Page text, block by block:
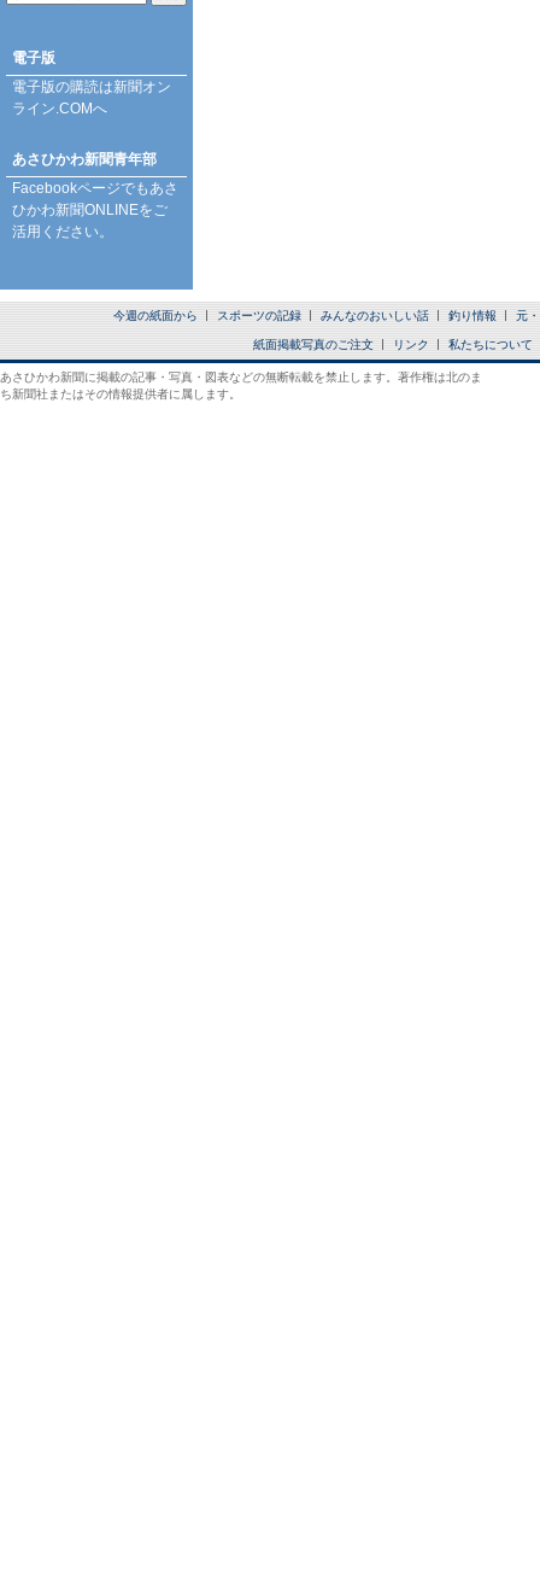
電子版
電子版の購読は新聞オン
ライン.COMへ
あさひかわ新聞青年部
Facebookページでもあさ
ひかわ新聞ONLINEをご
活用ください。
今週の紙面から スポーツの記録 みんなのおいしい話 釣り情報 元
紙面掲載写真のご注文 リンク 私たちについて
あさひかわ新聞に掲載の記事・写真・図表などの無断転載を禁止します。著作権は北のま
ち新聞社またはその情報提供者に属します。